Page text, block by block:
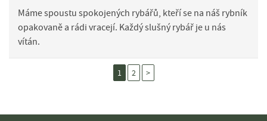
Máme spoustu spokojených rybářů, kteří se na náš rybník
opakovaně a rádi vracejí. Každý slušný rybář je u nás
vítán.
1 2 >